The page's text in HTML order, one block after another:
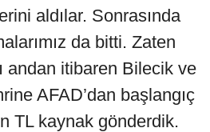
aldılar. Sonrasında
da bitti. Zaten
andan itibaren Bilecik ve
AFAD’dan başlangıç
TL kaynak gönderdik.